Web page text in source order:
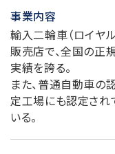
事業内容
輸入二輪車（ロイヤ
販売店で、全国の正
実績を誇る。
また、普通自動車の
定工場にも認定され
いる。